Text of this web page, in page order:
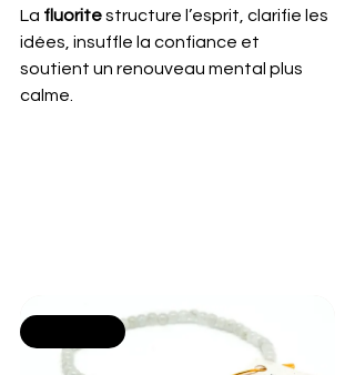
La fluorite structure l’esprit, clarifie les
idées, insuffle la confiance et
soutient un renouveau mental plus
calme.